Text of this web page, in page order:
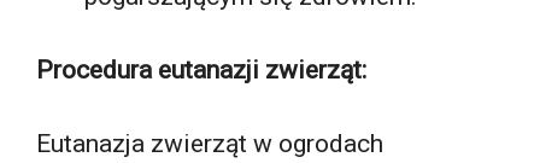
Procedura eutanazji zwierząt:
Eutanazja zwierząt w ogrodach